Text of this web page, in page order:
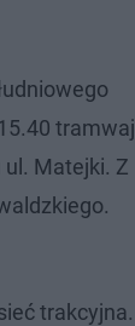
tramwaj
ul. Matejki. Z
trakcyjna.